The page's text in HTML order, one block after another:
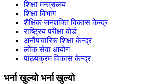
शिक्षा मन्त्रालय
शिक्षा विभाग
शैक्षिक जनशक्ति विकास केन्द्र
राष्ट्रिय परीक्षा बोर्ड
अनौपचारिक शिक्षा केन्द्र
लोक सेवा आयोग
पाठ्यक्रम विकास केन्द्र
भर्ना खुल्यो भर्ना खुल्यो